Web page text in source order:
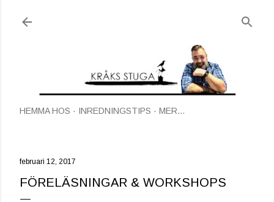
HEMMA HOS INREDNINGSTIPS MER…
februari 12, 2017
FÖRELÄSNINGAR & WORKSHOPS